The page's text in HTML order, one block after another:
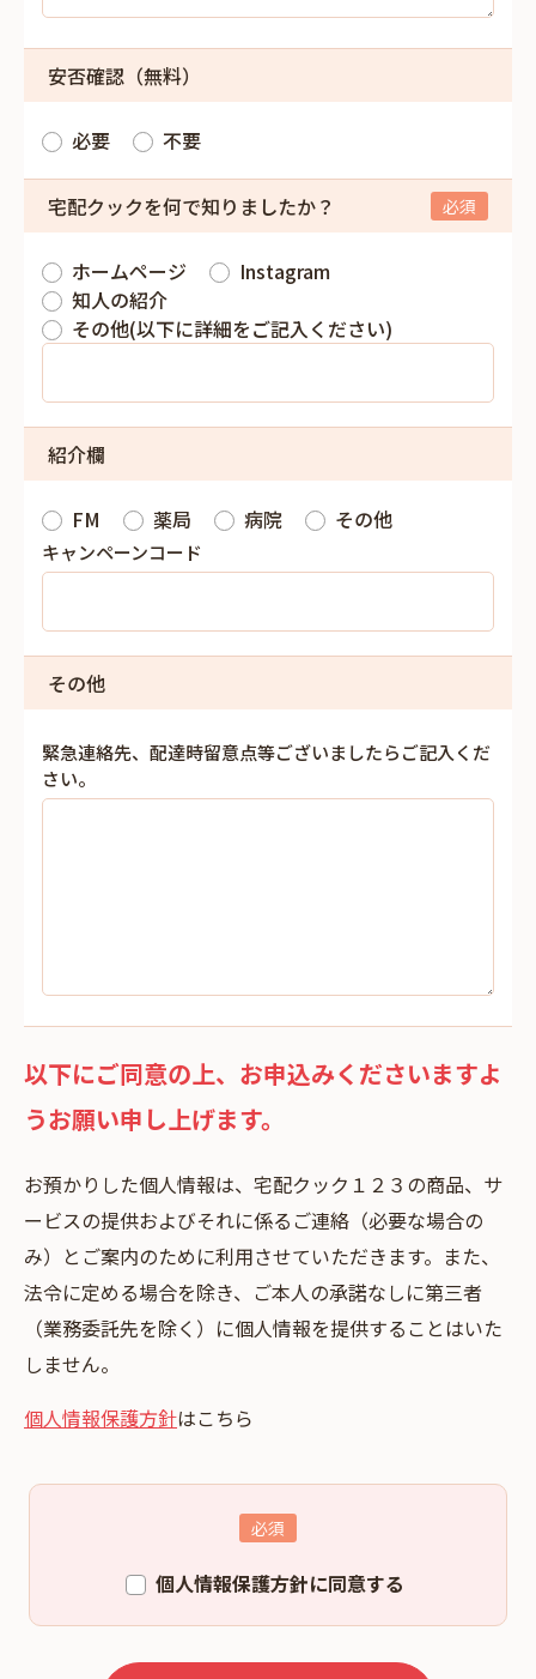
安否確認（無料）
必要 不要
宅配クックを何で知りましたか？
ホームページ
Instagram
知人の紹介
その他(以下に詳細をご記入ください)
紹介欄
FM 薬局 病院 その他
キャンペーンコード
その他
緊急連絡先、配達時留意点等ございましたらご記入くだ
さい。
以下にご同意の上、お申込みくださいますよ
うお願い申し上げます。
お預かりした個⼈情報は、宅配クック１２３の商品、サ
ービスの提供およびそれに係るご連絡（必要な場合の
み）とご案内のために利⽤させていただきます。また、
法令に定める場合を除き、ご本⼈の承諾なしに第三者
（業務委託先を除く）に個⼈情報を提供することはいた
しません。
個人情報保護方針はこちら
個人情報保護方針に同意する